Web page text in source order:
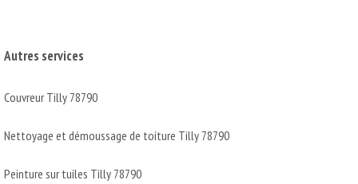
Autres services
Couvreur Tilly 78790
Nettoyage et démoussage de toiture Tilly 78790
Peinture sur tuiles Tilly 78790